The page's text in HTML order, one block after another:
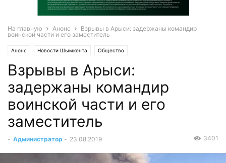
На главную Анонс
Взрывы в Арыси: задержаны командир
воинской части и его заместитель
Анонс Новости Шымкента Общество
Взрывы в Арыси:
задержаны командир
воинской части и его
заместитель
- Администратор - 23.08.2019 3401